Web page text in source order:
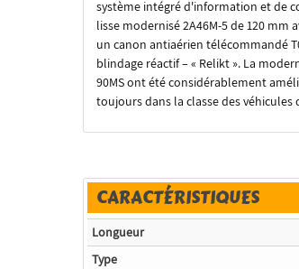
système intégré d'information et de
lisse modernisé 2A46M-5 de 120
un canon antiaérien télécommandé
blindage réactif – « Relikt ». La
90MS ont été considérablement
toujours dans la classe des
CARACTÉRISTIQUES
Longueur
Type